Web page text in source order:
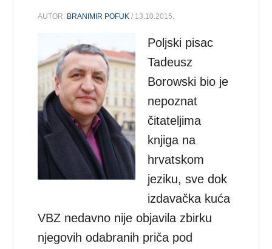
AUTOR: BRANIMIR POFUK / 13.10.2015.
Poljski pisac
Tadeusz
Borowski bio je
nepoznat
čitateljima
knjiga na
hrvatskom
jeziku, sve dok
izdavačka kuća
VBZ nedavno nije objavila zbirku
njegovih odabranih priča pod